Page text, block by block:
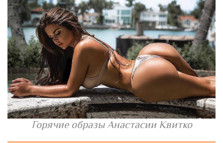
Горячие образы Анастасии Квитко